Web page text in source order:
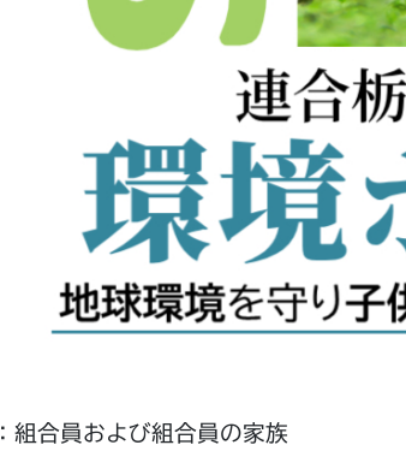
：組合員および組合員の家族